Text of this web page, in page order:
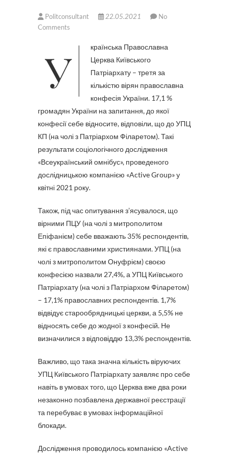
Politconsultant 22.05.2021
No
Comments
Українська Православна
Церква Київського
Патріархату – третя за
кількістю вірян православна
конфесія України. 17,1 %
громадян України на запитання, до якої
конфесії себе відносите, відповіли, що до УПЦ
КП (на чолі з Патріархом Філаретом). Такі
результати соціологічного дослідження
«Всеукраїнський омнібус», проведеного
дослідницькою компанією «Active Group» у
квітні 2021 року.
Також, під час опитування з’ясувалося, що
вірними ПЦУ (на чолі з митрополитом
Епіфанієм) себе вважають 35% респондентів,
які є православними християнами. УПЦ (на
чолі з митрополитом Онуфрієм) своєю
конфесією назвали 27,4%, а УПЦ Київського
Патріархату (на чолі з Патріархом Філаретом)
– 17,1% православних респондентів. 1,7%
відвідує старообрядницькі церкви, а 5,5% не
відносять себе до жодної з конфесій. Не
визначилися з відповіддю 13,3% респондентів.
Важливо, що така значна кількість віруючих
УПЦ Київського Патріархату заявляє про себе
навіть в умовах того, що Церква вже два роки
незаконно позбавлена державної реєстрації
та перебуває в умовах інформаційної
блокади.
Дослідження проводилось компанією «Active